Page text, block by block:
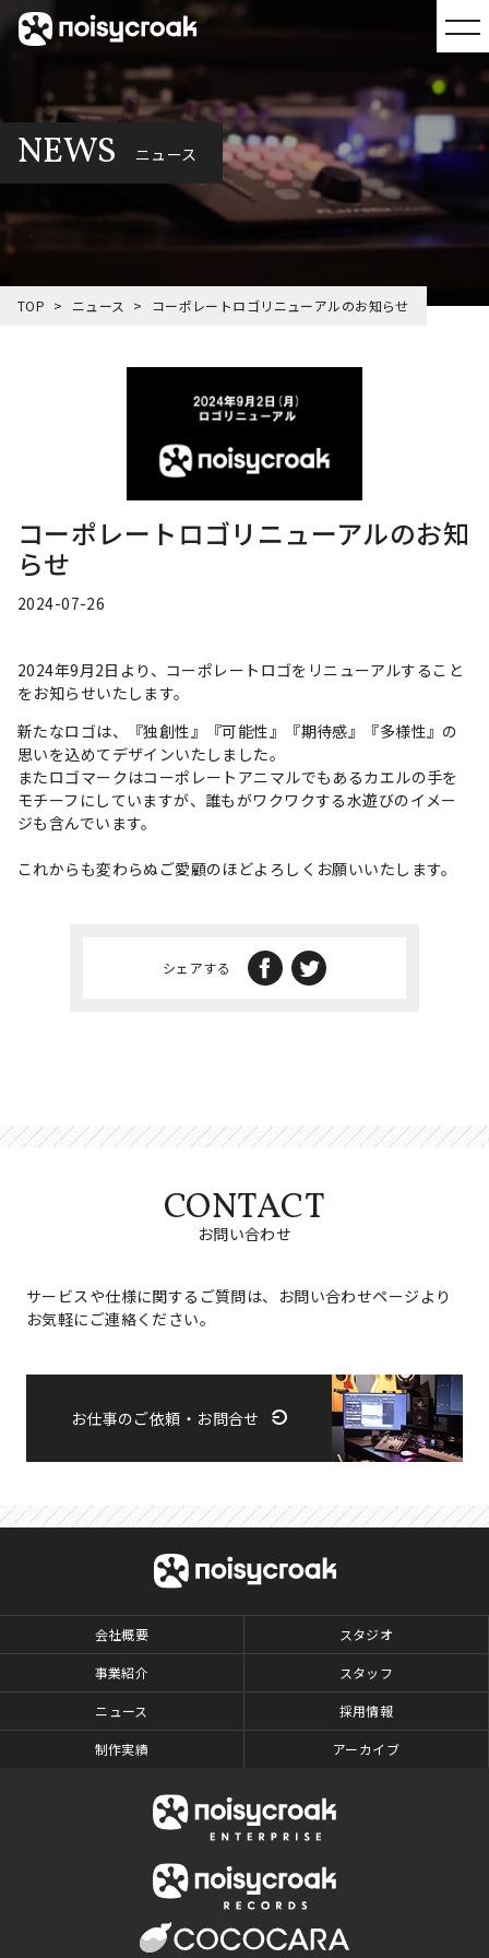
NEWS ニュース
TOP ニュース コーポレートロゴリニューアルのお知らせ
コーポレートロゴリニューアルのお知
らせ
2024-07-26
2024年9月2日より、コーポレートロゴをリニューアルすること
をお知らせいたします。
新たなロゴは、『独創性』『可能性』『期待感』『多様性』の
思いを込めてデザインいたしました。
またロゴマークはコーポレートアニマルでもあるカエルの手を
モチーフにしていますが、誰もがワクワクする水遊びのイメー
ジも含んでいます。
これからも変わらぬご愛顧のほどよろしくお願いいたします。
シェアする
CONTACT
お問い合わせ
サービスや仕様に関するご質問は、お問い合わせページより
お気軽にご連絡ください。
お仕事のご依頼・お問合せ
会社概要
事業紹介
ニュース
制作実績
スタジオ
スタッフ
採用情報
アーカイブ